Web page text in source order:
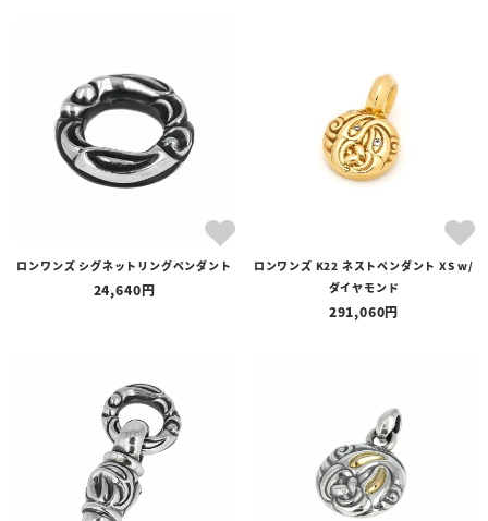
ロンワンズ シグネットリングペンダント
24,640
ロンワンズ K22 ネストペンダント XS w/
ダイヤモンド
291,060